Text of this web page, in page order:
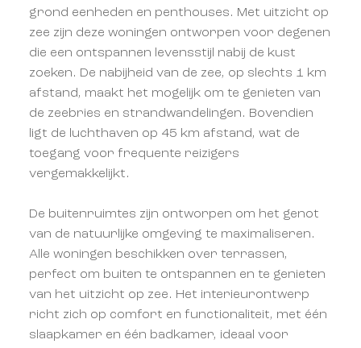
grond eenheden en penthouses. Met uitzicht op
zee zijn deze woningen ontworpen voor degenen
die een ontspannen levensstijl nabij de kust
zoeken. De nabijheid van de zee, op slechts 1 km
afstand, maakt het mogelijk om te genieten van
de zeebries en strandwandelingen. Bovendien
ligt de luchthaven op 45 km afstand, wat de
toegang voor frequente reizigers
vergemakkelijkt.
De buitenruimtes zijn ontworpen om het genot
van de natuurlijke omgeving te maximaliseren.
Alle woningen beschikken over terrassen,
perfect om buiten te ontspannen en te genieten
van het uitzicht op zee. Het interieurontwerp
richt zich op comfort en functionaliteit, met één
slaapkamer en één badkamer, ideaal voor